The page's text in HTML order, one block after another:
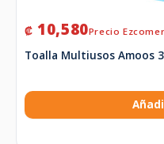
₡ 10,580
Toalla Multiusos Amoos